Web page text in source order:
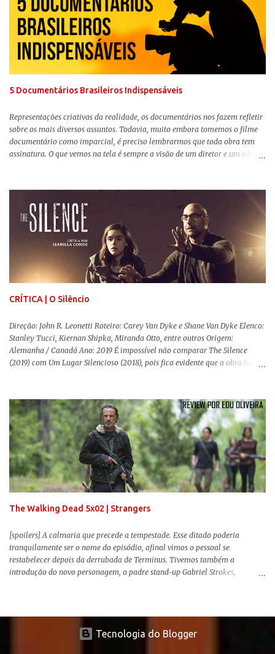
falantes, por exemplo, mas nem por isso o tom lúdico e infantil é deixado
de lado. Apesar da relevância histórica, o filme supera a animação original
em termos visuais e narrativos, , superando a animação original em termos
visuais e narrativos. A história começa quando o pai das crianças, Holt
Ferrier (Colin Farrell), uma ex-estrela de circo, volta da guerra e se depara
5 Documentários Brasileiros Indispensáveis
Representações criativas da realidade, os documentários nos fazem refletir
sobre os mais diversos assuntos. Todavia, muito embora tomemos o filme
documentário como imparcial, é preciso lembrarmos que toda obra tem
assinatura. O que vemos na tela é sempre a visão de um diretor e um editor
sempre importante levarmos em conta quem assina e qual a função social
da obra. O cinema brasileiro é celeiro de grandes documentaristas, muitos
deles mundialmente reconhecidos. Pensando na variedade de estilos e
estéticas de se fazer documentários, selecionei 5 produções tupiniquins do
gênero que, para mim, são indispensáveis: ▼ Cabra Marcado para Morrer
(1984) , de Eduardo Coutinho Em 1964, devido ao golpe militar, Eduardo
Coutinho (Edifício Master) teve que abandonar as filmagens do
documentário sobre o assassinato do líder camponês Joã...
CRÍTICA | O Silêncio
Direção: John R. Leonetti Roteiro: Carey Van Dyke e Shane Van Dyke Elenco:
Stanley Tucci, Kiernan Shipka, Miranda Otto, entre outros Origem:
Alemanha / Canadá Ano: 2019 É impossível não comparar The Silence
(2019) com Um Lugar Silencioso (2018), pois fica evidente que a obra bebe
reproduzir alguns elementos que consograram a obra de John Krasinski
(The Office). Aqui os “monstros” com audições aguçadas eram seres da
Terra que estavam presos por séculos em uma caverna recém descoberta,
libertando-os pelo mundo. O espectador acompanha uma família que tem
uma pequena vantagem em relação às outras pessoas. Adivinhem? Sabem
viver em silêncio pelo fato da filha mais velha ser surda. Para aqueles que
amam filmes com temática apocalíptica, a produção pode até funcionar
como entretenimento mediano. Todo o cenário de fuga, pânico col...
The Walking Dead 5x02 | Strangers
[spoilers] A calmaria que precede a tempestade. Esse ditado poderia
tranquilamente ser o nome do episódio, afinal vimos o pessoal se
restabelecer depois da derrubada de Terminus. Tivemos também a
introdução do novo personagem, o padre stand-up Gabriel Strokes,
Tecnologia do Blogger